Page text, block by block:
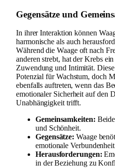
Gegensätze und
In ihrer Interaktion können
harmonische als auch
Während die Waage oft nach
anderen strebt, hat der Krebs
Zuwendung und Intimität. Diese
Potenzial für Wachstum, doch
ebenfalls auftreten, wenn das
emotionaler Sicherheit auf den
Unabhängigkeit trifft.
Gemeinsamkeiten:
und Schönheit.
Gegensätze: Waage
emotionale
Herausforderungen:
in der Beziehung zu